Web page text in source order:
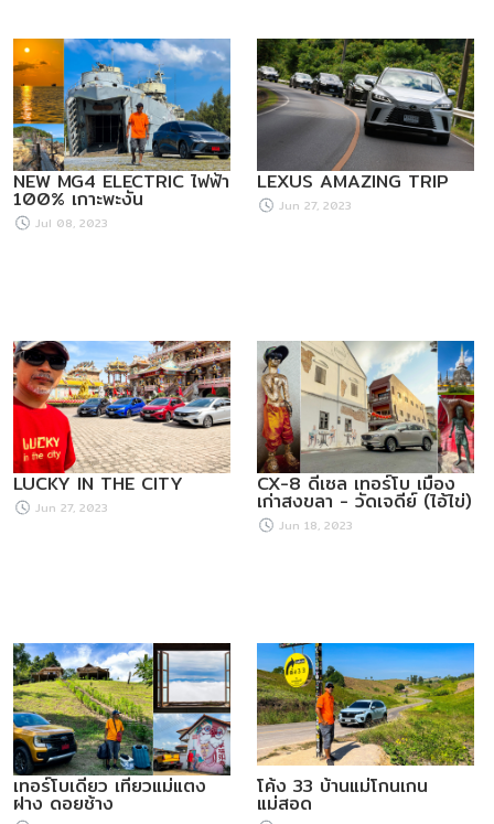
NEW MG4 ELECTRIC ไฟฟ้า
100% เกาะพะงัน
Jul 08, 2023
LEXUS AMAZING TRIP
Jun 27, 2023
LUCKY IN THE CITY
Jun 27, 2023
CX-8 ดีเซล เทอร์โบ เมือง
เก่าสงขลา - วัดเจดีย์ (ไอ้ไข่)
Jun 18, 2023
เทอร์โบเดี่ยว เที่ยวแม่แตง
ฝาง ดอยช้าง
โค้ง 33 บ้านแม่โกนเกน
แม่สอด